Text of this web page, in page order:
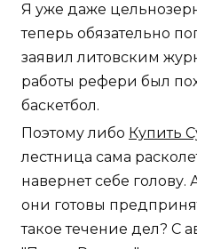
Я уже даже
теперь обязательно
заявил литовским
работы рефери был
баскетбол.
Поэтому либо Купить
лестница сама
навернет себе голову.
они готовы
такое течение дел? С